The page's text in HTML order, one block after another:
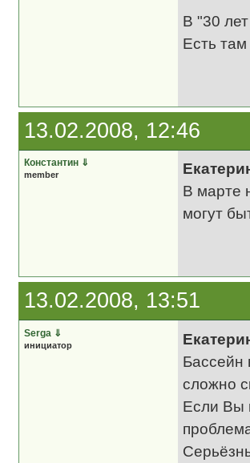
В "30
Есть
13.02.2008, 12:46
Константин ⇓
member
В марте
могут
13.02.2008, 13:51
Serga ⇓
инициатор
Бассейн
сложно
Если Вы